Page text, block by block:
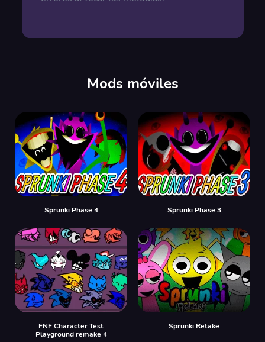
Mods móviles
Sprunki Phase 4 Sprunki Phase 3
FNF Character Test
Playground remake 4
Sprunki Retake